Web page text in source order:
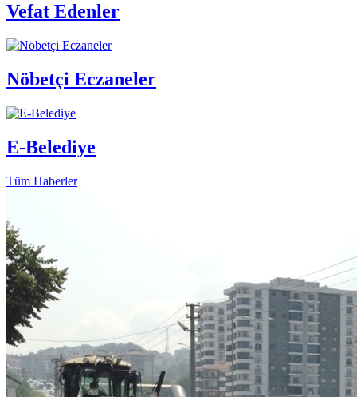
Vefat Edenler
Nöbetçi Eczaneler
E-Belediye
Tüm Haberler